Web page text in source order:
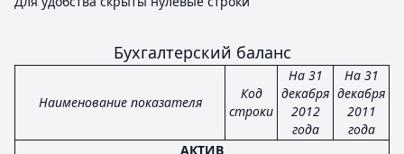
Бухгалтерский баланс
Наименование показателя
Код
строки
На 31
декабря
2012
года
На 31
декабря
2011
года
АКТИВ